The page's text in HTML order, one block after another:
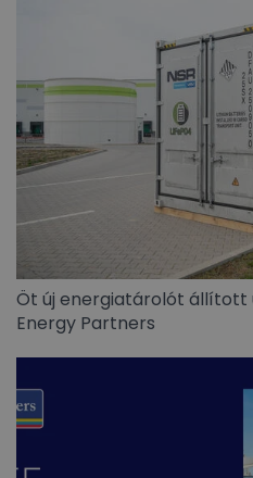
Öt új energiatárolót állított
Energy Partners